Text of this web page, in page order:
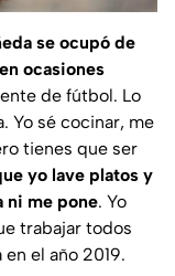
se ocupó de
ocasiones
de fútbol. Lo
Yo sé cocinar, me
tienes que ser
yo lave platos y
ni me pone. Yo
trabajar todos
el año 2019.